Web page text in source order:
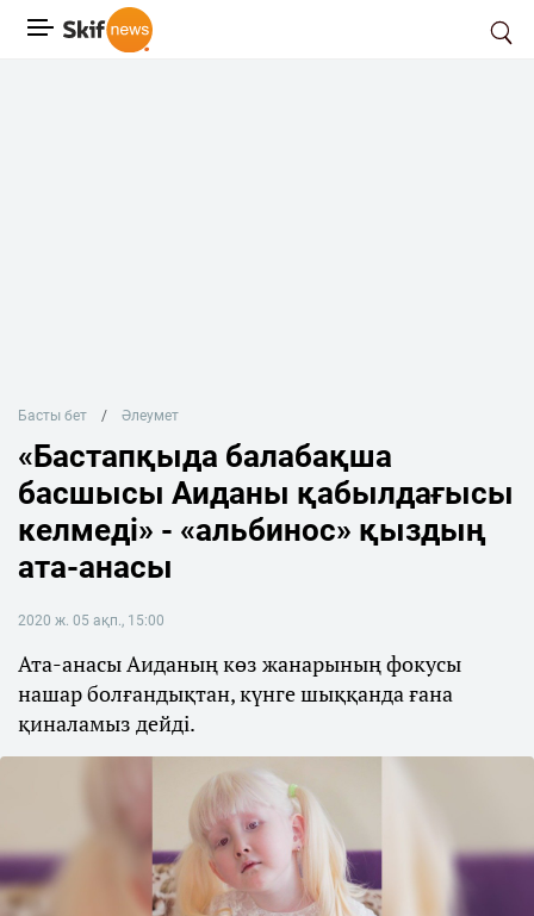
Басты бет Әлеумет
«Бастапқыда балабақша
басшысы Аиданы қабылдағысы
келмеді» - «альбинос» қыздың
ата-анасы
2020 ж. 05 ақп., 15:00
Ата-анасы Аиданың көз жанарының фокусы
нашар болғандықтан, күнге шыққанда ғана
қиналамыз дейді.